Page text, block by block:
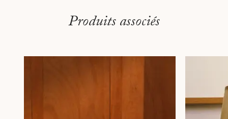
Produits associés